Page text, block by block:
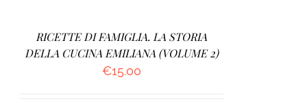
RICETTE DI FAMIGLIA. LA STORIA
DELLA CUCINA EMILIANA (VOLUME 2)
€15.00